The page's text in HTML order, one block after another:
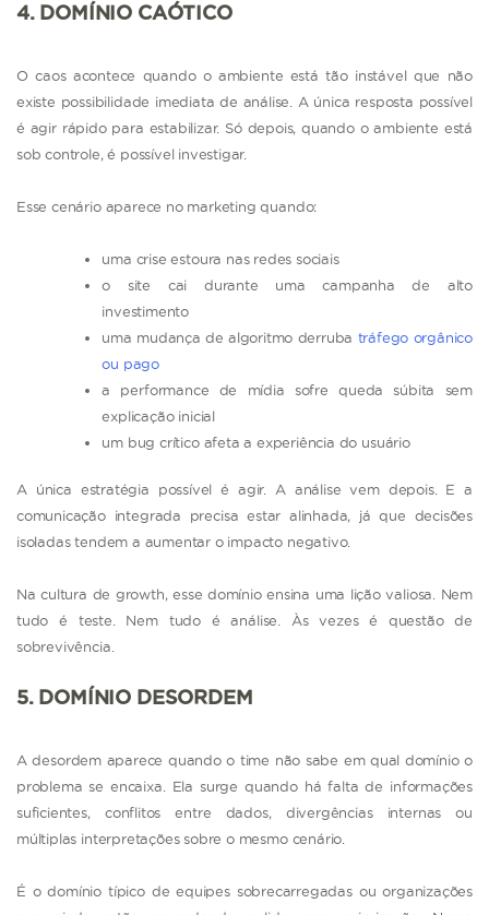
4. DOMÍNIO CAÓTICO
O caos acontece quando o ambiente está tão instável que não
existe possibilidade imediata de análise. A única resposta possível
é agir rápido para estabilizar. Só depois, quando o ambiente está
sob controle, é possível investigar.
Esse cenário aparece no marketing quando:
uma crise estoura nas redes sociais
o site cai durante uma campanha de alto
investimento
uma mudança de algoritmo derruba tráfego orgânico
ou pago
a performance de mídia sofre queda súbita sem
explicação inicial
um bug crítico afeta a experiência do usuário
A única estratégia possível é agir. A análise vem depois. E a
comunicação integrada precisa estar alinhada, já que decisões
isoladas tendem a aumentar o impacto negativo.
Na cultura de growth, esse domínio ensina uma lição valiosa. Nem
tudo é teste. Nem tudo é análise. Às vezes é questão de
sobrevivência.
5. DOMÍNIO DESORDEM
A desordem aparece quando o time não sabe em qual domínio o
problema se encaixa. Ela surge quando há falta de informações
suficientes, conflitos entre dados, divergências internas ou
múltiplas interpretações sobre o mesmo cenário.
É o domínio típico de equipes sobrecarregadas ou organizações